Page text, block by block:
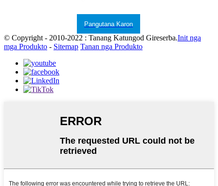
Pangutana Karon
© Copyright - 2010-2022 : Tanang Katungod Gireserba.Init nga
mga Produkto - Sitemap Tanan nga Produkto